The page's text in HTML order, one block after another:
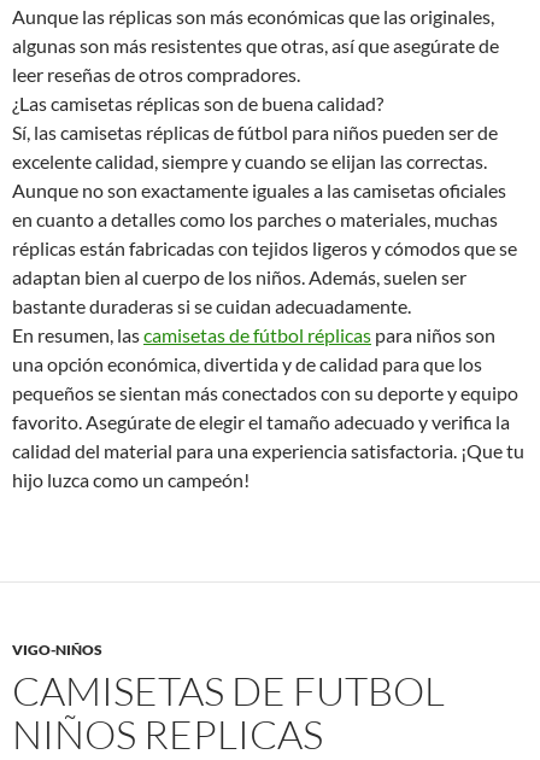
Aunque las réplicas son más económicas que las originales,
algunas son más resistentes que otras, así que asegúrate de
leer reseñas de otros compradores.
¿Las camisetas réplicas son de buena calidad?
Sí, las camisetas réplicas de fútbol para niños pueden ser de
excelente calidad, siempre y cuando se elijan las correctas.
Aunque no son exactamente iguales a las camisetas oficiales
en cuanto a detalles como los parches o materiales, muchas
réplicas están fabricadas con tejidos ligeros y cómodos que se
adaptan bien al cuerpo de los niños. Además, suelen ser
bastante duraderas si se cuidan adecuadamente.
En resumen, lascamisetas de fútbol réplicas para niños son
una opción económica, divertida y de calidad para que los
pequeños se sientan más conectados con su deporte y equipo
favorito. Asegúrate de elegir el tamaño adecuado y verifica la
calidad del material para una experiencia satisfactoria. ¡Que tu
hijo luzca como un campeón!
VIGO-NIÑOS
CAMISETAS DE FUTBOL
NIÑOS REPLICAS